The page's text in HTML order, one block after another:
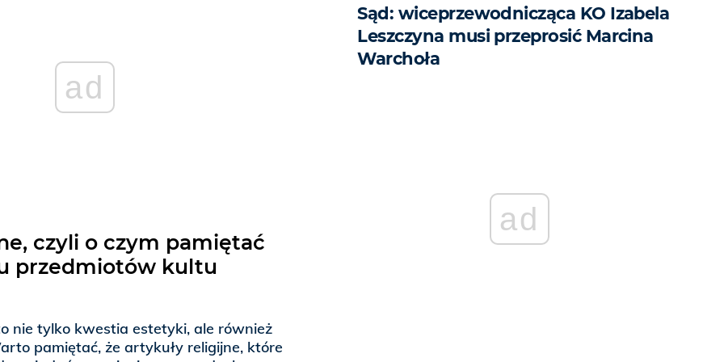
ad
czyli o czym pamiętać
przedmiotów kultu
nie tylko kwestia estetyki, ale również
pamiętać, że artykuły religijne, które
Sąd: wiceprzewodnicząca KO Izabela
Leszczyna musi przeprosić Marcina
Warchoła
ad